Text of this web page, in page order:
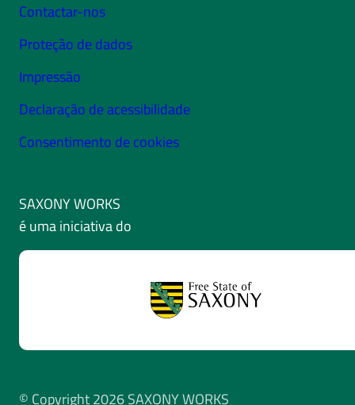
Contactar-nos
Proteção de dados
Impressão
Declaração de acessibilidade
Consentimento de cookies
SAXONY WORKS
é uma iniciativa do
© Copyright 2026 SAXONY WORKS